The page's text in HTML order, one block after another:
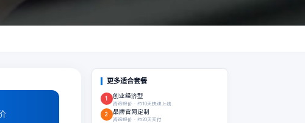
更多适合套餐
1 创业经济型
咨询报价 · 约10天快速上线
2 品牌官网定制
咨询报价 · 约20天交付